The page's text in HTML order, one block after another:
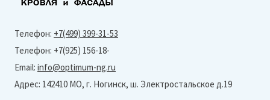
8017
Телефон: +7(499) 399-31-53
Телефон: +7(925) 156-18-
Email: info@optimum-ng.ru
Адрес: 142410 МО, г. Ногинск, ш. Электростальское д.19